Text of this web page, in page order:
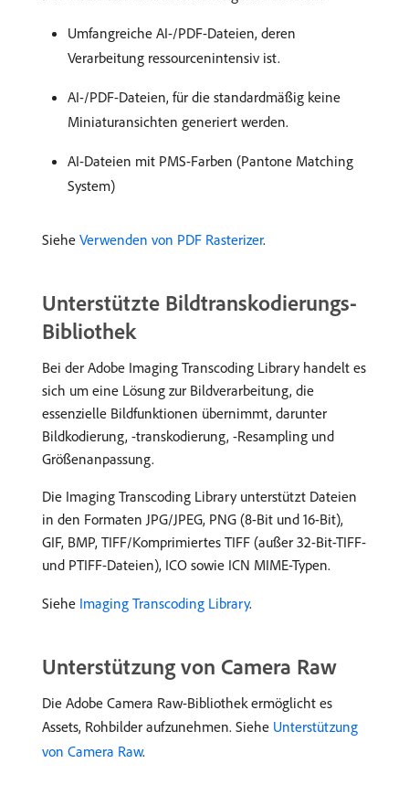
Umfangreiche AI-/PDF-Dateien, deren
Verarbeitung ressourcenintensiv ist.
AI-/PDF-Dateien, für die standardmäßig keine
Miniaturansichten generiert werden.
AI-Dateien mit PMS-Farben (Pantone Matching
System)
Siehe Verwenden von PDF Rasterizer.
Unterstützte Bildtranskodierungs-
Bibliothek
Bei der Adobe Imaging Transcoding Library handelt es
sich um eine Lösung zur Bildverarbeitung, die
essenzielle Bildfunktionen übernimmt, darunter
Bildkodierung, -transkodierung, -Resampling und
Größenanpassung.
Die Imaging Transcoding Library unterstützt Dateien
in den Formaten JPG/JPEG, PNG (8-Bit und 16-Bit),
GIF, BMP, TIFF/Komprimiertes TIFF (außer 32-Bit-TIFF-
und PTIFF-Dateien), ICO sowie ICN MIME-Typen.
Siehe Imaging Transcoding Library.
Unterstützung von Camera Raw
Die Adobe Camera Raw-Bibliothek ermöglicht es
Assets, Rohbilder aufzunehmen. Siehe Unterstützung
von Camera Raw.